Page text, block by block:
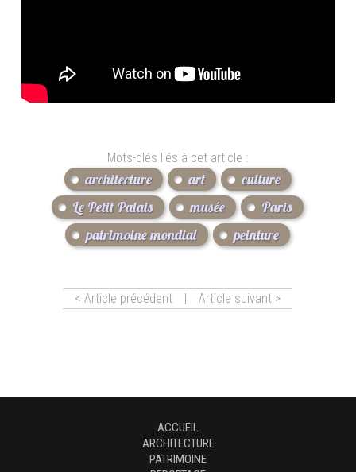
Mots-clés liés à cet article :
architecture art
culture
Le Petit Palais
musée
Paris
patrimoine mondial
peinture
< Article précédent | Article suivant >
ACCUEIL
ARCHITECTURE
PATRIMOINE